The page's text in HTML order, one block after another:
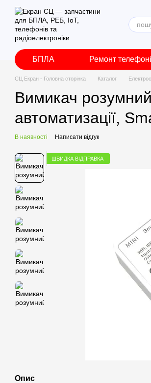
Перейти до основного контенту
БПЛА Ремонт
СЦ Екран - Головна сторінка Каталог
Вимикач
автоматизації,
В наявності Написати відгук
ШВИДКА ВІДПРАВКА
Опис